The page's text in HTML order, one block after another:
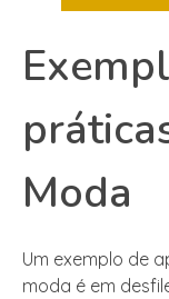
Moda
Um exemplo de
moda é em